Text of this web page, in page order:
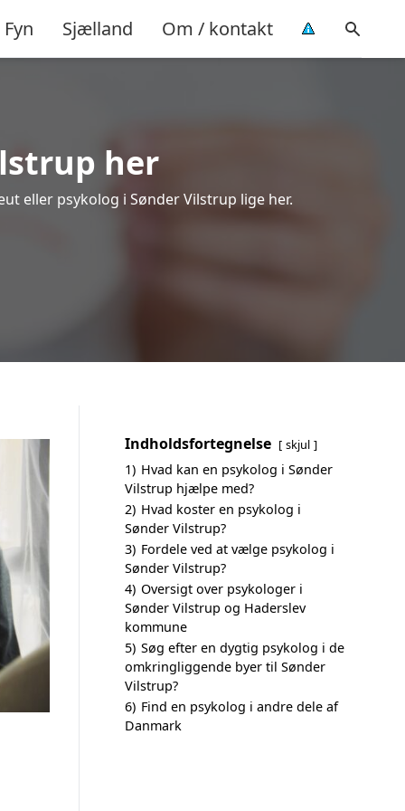
Fyn Sjælland Om / kontakt
her
eller psykolog i Sønder Vilstrup lige her.
Indholdsfortegnelse skjul
1) Hvad kan en psykolog i Sønder
Vilstrup hjælpe med?
2) Hvad koster en psykolog i
Sønder Vilstrup?
3) Fordele ved at vælge psykolog i
Sønder Vilstrup?
4) Oversigt over psykologer i
Sønder Vilstrup og Haderslev
kommune
5) Søg efter en dygtig psykolog i de
omkringliggende byer til Sønder
Vilstrup?
6) Find en psykolog i andre dele af
Danmark